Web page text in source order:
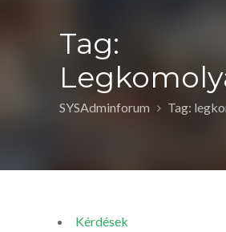
Tag:
SYSAdminforum Tag:
Kérdések